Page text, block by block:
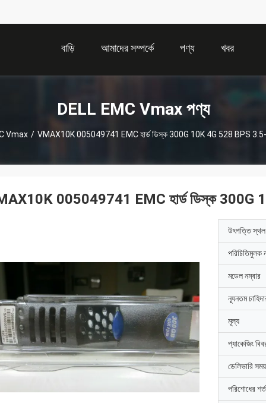
বাড়ি আমাদের সম্পর্কে পণ্য খবর
DELL EMC Vmax পণ্য
Vmax / VMAX10K 005049741 EMC হার্ড ডিস্ক 300G 10K 4G 528 BPS
005049741 EMC হার্ড ডিস্ক 300G
উৎপত্তি স্থল
পরিচিতিমুলক
মডেল নম্বার
ন্যূনতম
মূল্য
প্যাকেজিং
ডেলিভারি সময়
পরিশোধের শর্ত